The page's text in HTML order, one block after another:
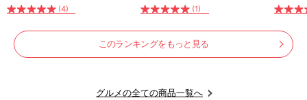
(4) (1)
このランキングをもっと見る
グルメの全ての商品一覧へ